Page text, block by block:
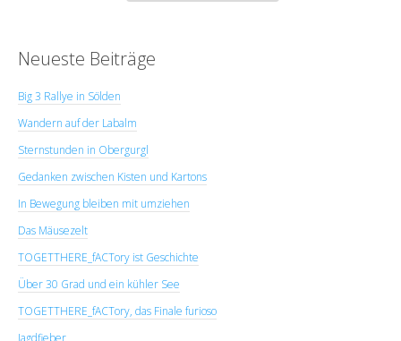
Neueste Beiträge
Big 3 Rallye in Sölden
Wandern auf der Labalm
Sternstunden in Obergurgl
Gedanken zwischen Kisten und Kartons
In Bewegung bleiben mit umziehen
Das Mäusezelt
TOGETTHERE_fACTory ist Geschichte
Über 30 Grad und ein kühler See
TOGETTHERE_fACTory, das Finale furioso
Jagdfieber